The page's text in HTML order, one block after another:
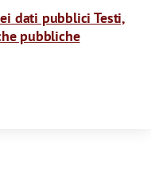
dati pubblici Testi,
pubbliche